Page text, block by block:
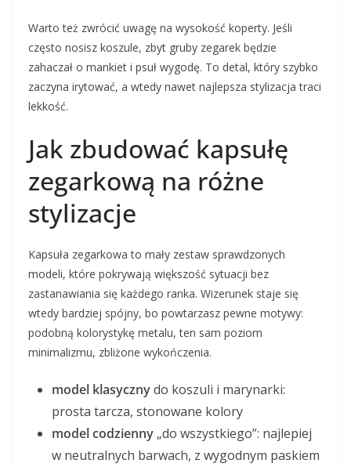
Warto też zwrócić uwagę na wysokość koperty. Jeśli
często nosisz koszule, zbyt gruby zegarek będzie
zahaczał o mankiet i psuł wygodę. To detal, który szybko
zaczyna irytować, a wtedy nawet najlepsza stylizacja traci
lekkość.
Jak zbudować kapsułę
zegarkową na różne
stylizacje
Kapsuła zegarkowa to mały zestaw sprawdzonych
modeli, które pokrywają większość sytuacji bez
zastanawiania się każdego ranka. Wizerunek staje się
wtedy bardziej spójny, bo powtarzasz pewne motywy:
podobną kolorystykę metalu, ten sam poziom
minimalizmu, zbliżone wykończenia.
model klasycznydo koszuli i marynarki:
prosta tarcza, stonowane kolory
model codzienny „do wszystkiego”: najlepiej
w neutralnych barwach, z wygodnym paskiem